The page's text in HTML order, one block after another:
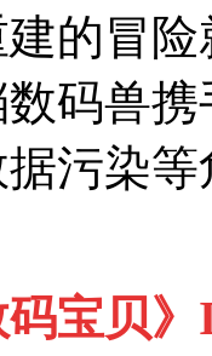
的冒
码兽
污染
宝贝